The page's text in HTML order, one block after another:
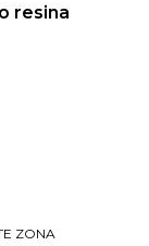
resina
ZONA